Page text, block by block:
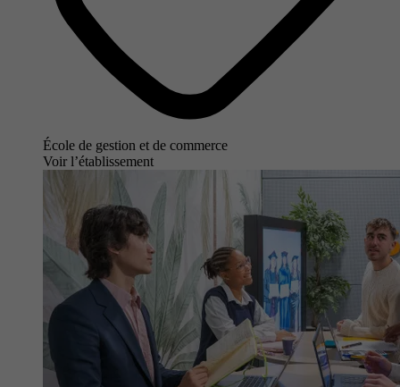
École de gestion et de commerce
Voir l’établissement